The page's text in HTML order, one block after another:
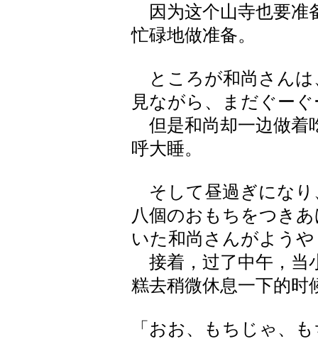
因为这个山寺也要准
忙碌地做准备。
ところが和尚さんは
見ながら、まだぐー
但是和尚却一边做着
呼大睡。
そして昼過ぎになり
八個のおもちをつき
いた和尚さんがよう
接着，过了中午，当
糕去稍微休息一下的时
「おお、もちじゃ、